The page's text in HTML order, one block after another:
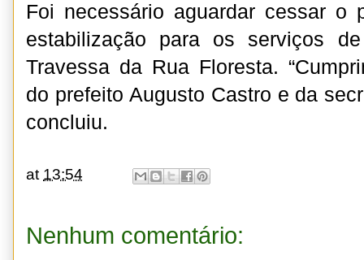
Foi necessário aguardar cessar o
estabilização para os serviços
Travessa da Rua Floresta.
do prefeito Augusto Castro e da
concluiu.
at 13:54
Nenhum comentário: